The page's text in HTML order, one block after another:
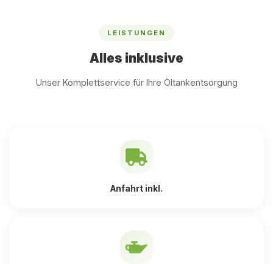
LEISTUNGEN
Alles inklusive
Unser Komplettservice für Ihre Öltankentsorgung
Anfahrt inkl.